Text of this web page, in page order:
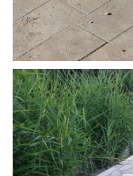
Waschbecken/
Zusatzprodukte